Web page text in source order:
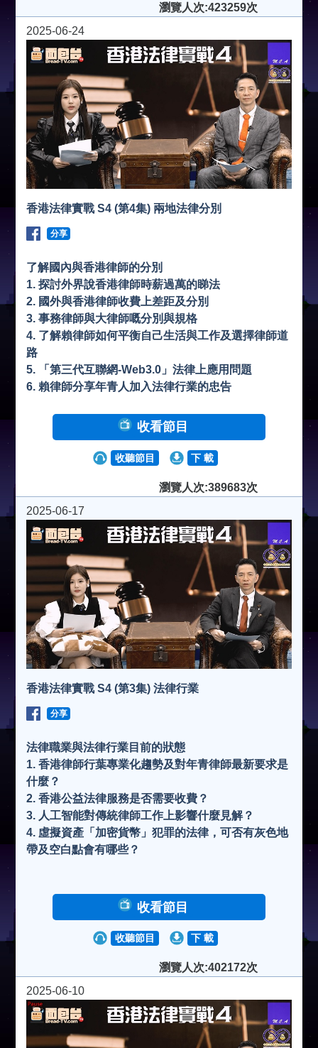
瀏覽人次:423259次
2025-06-24
香港法律實戰 S4 (第4集) 兩地法律分別
分享
了解國內與香港律師的分別
1. 探討外界說香港律師時薪過萬的睇法
2. 國外與香港律師收費上差距及分別
3. 事務律師與大律師嘅分別與規格
4. 了解賴律師如何平衡自己生活與工作及選擇律師道
路
5. 「第三代互聯網-Web3.0」法律上應用問題
6. 賴律師分享年青人加入法律行業的忠告
收看節目
收聽節目 下 載
瀏覽人次:389683次
2025-06-17
香港法律實戰 S4 (第3集) 法律行業
分享
法律職業與法律行業目前的狀態
1. 香港律師行葉專業化趨勢及對年青律師最新要求是
什麼？
2. 香港公益法律服務是否需要收費？
3. 人工智能對傳統律師工作上影響什麼見解？
4. 虛擬資產「加密貨幣」犯罪的法律，可否有灰色地
帶及空白點會有哪些？
收看節目
收聽節目 下 載
瀏覽人次:402172次
2025-06-10